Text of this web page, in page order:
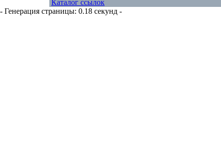
Каталог ссылок
- Генерация страницы: 0.18 секунд -